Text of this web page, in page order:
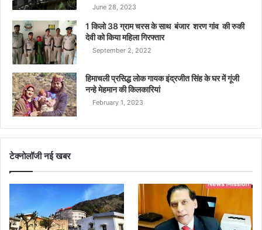
June 28, 2023
1 किलो 38 ग्राम चरस के साथ बंजार शरण गांव की रुकी
देवी को किया महिला गिरफ्तार
September 2, 2022
हिमाचली प्रसिद्ध लोक गायक इंद्रजीत सिंह के घर में गूंजी
नन्हे मेहमान की किलकारियां
February 1, 2023
टेक्नोलॉजी नई खबर